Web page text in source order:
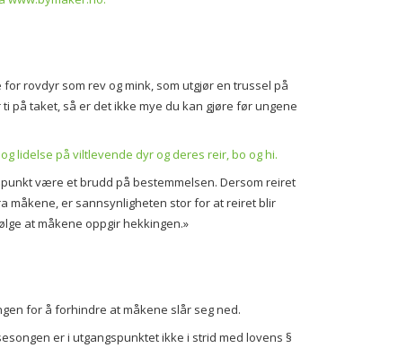
rovdyr som rev og mink, som utgjør en trussel på
på taket, så er det ikke mye du kan gjøre før ungene
lidelse på viltlevende dyr og deres reir, bo og hi.
være et brudd på bestemmelsen. Dersom reiret
måkene, er sannsynligheten stor for at reiret blir
at måkene oppgir hekkingen.»
for å forhindre at måkene slår seg ned.
er i utgangspunktet ikke i strid med lovens §